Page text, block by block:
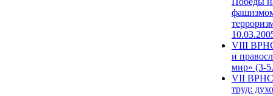
VIII
и
мир» (3-
VII ВРНС
труд: